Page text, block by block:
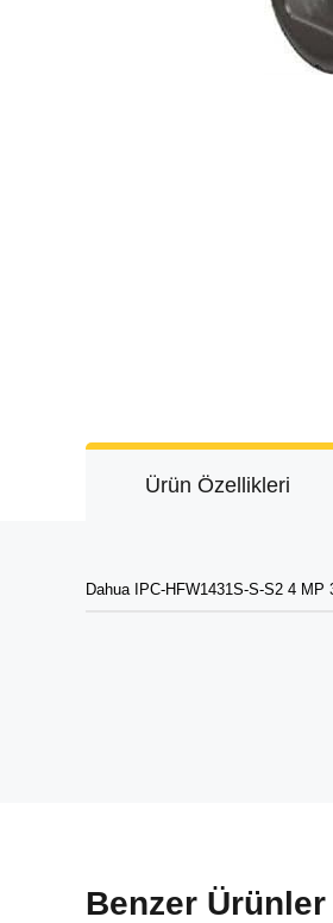
Ürün Özellikleri
Dahua IPC-HFW1431S-S-S2 4
Benzer Ürünler